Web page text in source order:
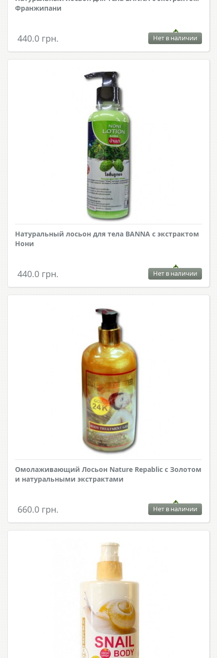
Франжипани
440.0 грн. Нет в наличии
Натуральный лосьон для тела BANNA с экстрактом
Нони
440.0 грн. Нет в наличии
Омолаживающий Лосьон Nature Repablic с Золотом
и натуральными экстрактами
660.0 грн. Нет в наличии